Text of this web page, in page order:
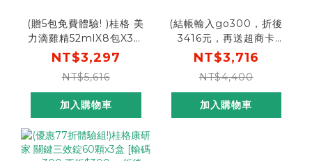
(贈5包免費體驗! )桂格 美
力滴雞精52mlX8包X3盒
[加贈體驗5包，輸碼再折
$300， 折後價$2997]
NT$3,297
NT$5,616
加入購物車
(結帳輸入go300，折後
3416元，再送超商卡
200元) 天地合補
ADVANCED金盞花葉黃
素濃縮飲15ml X16包X4
盒 [結帳輸入go300，折
後價$3416，單包平均
NT$3,716
NT$4,400
加入購物車